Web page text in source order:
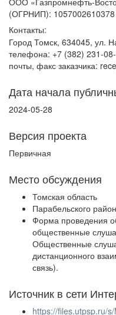
(ОГРНИП): 1057002610378
Контакты:
Город Томск, 634045, ул.
телефона: +7 (382) 231-
почты, факс заказчика:
Дата начала
2024-05-28
Версия проекта
Первичная
Место обсуждения
Томская область
Парабельского
Форма проведения
общественные
Общественные
дистанционного
связь).
Источник в сети
https://files.utpsp.ru/